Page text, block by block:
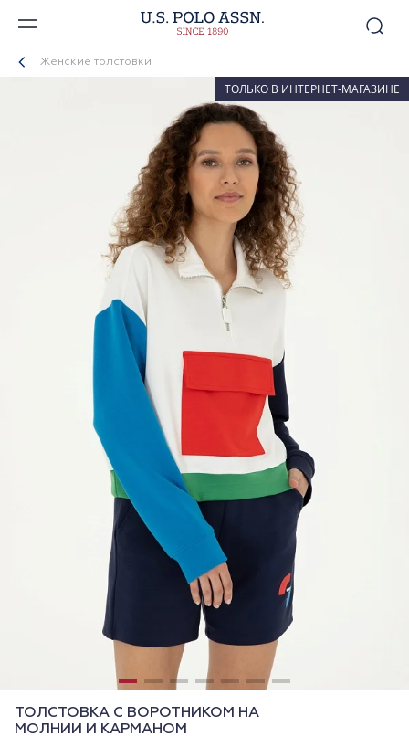
Женские толстовки
ТОЛЬКО В ИНТЕРНЕТ-МАГАЗИНЕ
ТОЛСТОВКА С ВОРОТНИКОМ НА
МОЛНИИ И КАРМАНОМ